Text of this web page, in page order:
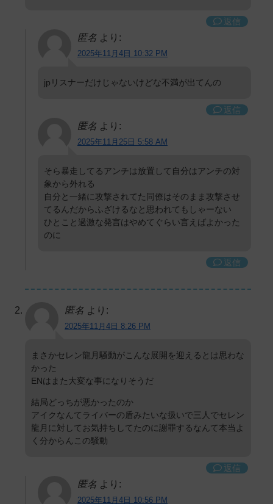
返信
匿名 より:
2025年11月4日 10:32 PM
jpリスナーだけじゃないけどな不満が出てんの
返信
匿名 より:
2025年11月25日 5:58 AM
そら暴走してるアンチは放置して自分はアンチの対
象から外れる
自分と一緒に攻撃されてた同僚はそのまま攻撃させ
てるんだからふざけるなと思われてもしゃーない
ひとこと過激な発言はやめてぐらい言えばよかった
のに
返信
匿名 より:
2025年11月4日 8:26 PM
まさかセレン龍月騒動がこんな展開を迎えるとは思わな
かった
ENはまた大変な事になりそうだ
結局どっちが悪かったのか
アイクなんてライバーの盾みたいな扱いで三人でセレン
龍月に対してお気持ちしてたのに謝罪するなんて本当よ
く分からんこの騒動
返信
匿名 より:
2025年11月4日 10:56 PM